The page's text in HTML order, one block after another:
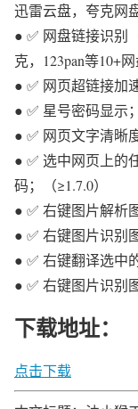
迅雷云盘，夸克网
● ✅ 网盘链接识别
克，123pan等10+网
● ✅ 网页超链接加速
● ✅ 星号密码显示；
● ✅ 网页文字清晰
● ✅ 选中网页上的
码；（≥1.7.0）
● ✅ 右键图片解析
● ✅ 右键图片识别
● ✅ 右键翻译选中
● ✅ 右键图片识别
下载地址：
点击下载